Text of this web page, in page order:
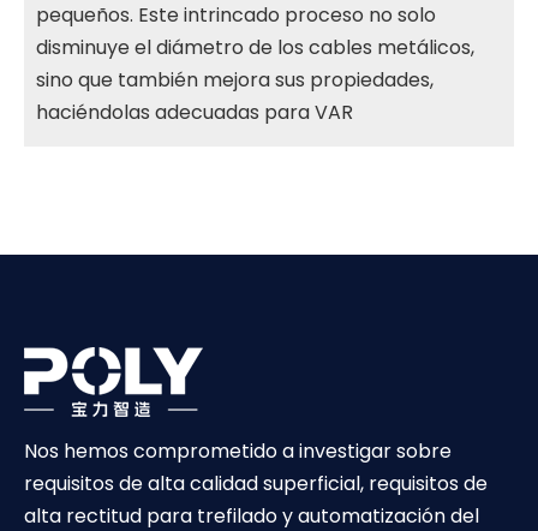
pequeños. Este intrincado proceso no solo
disminuye el diámetro de los cables metálicos,
sino que también mejora sus propiedades,
haciéndolas adecuadas para VAR
Nos hemos comprometido a investigar sobre
requisitos de alta calidad superficial, requisitos de
alta rectitud para trefilado y automatización del